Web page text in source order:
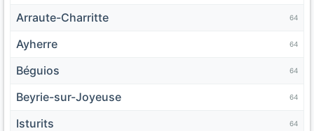
Arraute-Charritte 64
Ayherre 64
Béguios 64
Beyrie-sur-Joyeuse 64
Isturits 64